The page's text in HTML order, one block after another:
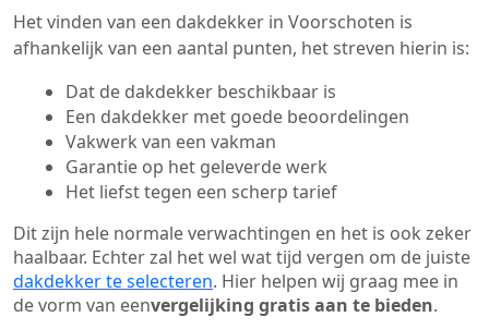
Het vinden van een dakdekker in Voorschoten is
afhankelijk van een aantal punten, het streven hierin is:
Dat de dakdekker beschikbaar is
Een dakdekker met goede beoordelingen
Vakwerk van een vakman
Garantie op het geleverde werk
Het liefst tegen een scherp tarief
Dit zijn hele normale verwachtingen en het is ook zeker
haalbaar. Echter zal het wel wat tijd vergen om de juiste
dakdekker te selecteren. Hier helpen wij graag mee in
de vorm van eenvergelijking gratis aan te bieden.